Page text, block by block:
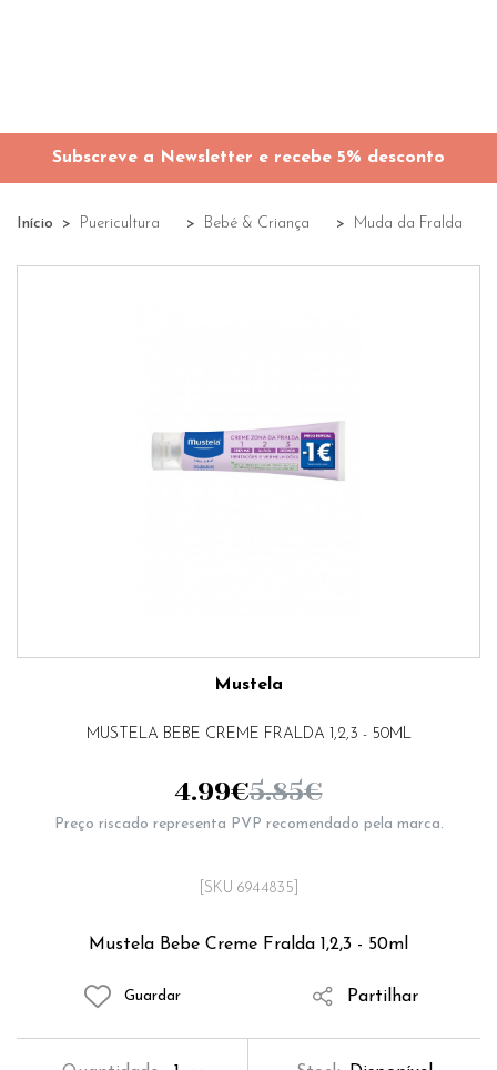
Subscreve a Newsletter e recebe 5% desconto
Início Puericultura Bebé & Criança Muda da Fralda
Mustela
MUSTELA BEBE CREME FRALDA 1,2,3 - 50ML
Mustela Bebe Creme Fralda 1,2,3 - 50ml
[SKU 6944835]
4.99€5.85€
Preço riscado representa PVP recomendado pela marca.
Guardar Partilhar